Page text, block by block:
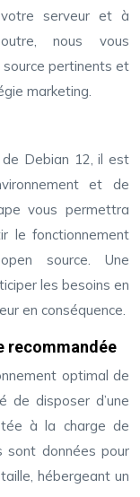
serveur et à
nous vous
source pertinents et
marketing.
de Debian 12, il est
et de
vous permettra
le fonctionnement
source. Une
les besoins en
en conséquence.
recommandée
optimal de
de disposer d’une
à la charge de
sont données pour
hébergeant un